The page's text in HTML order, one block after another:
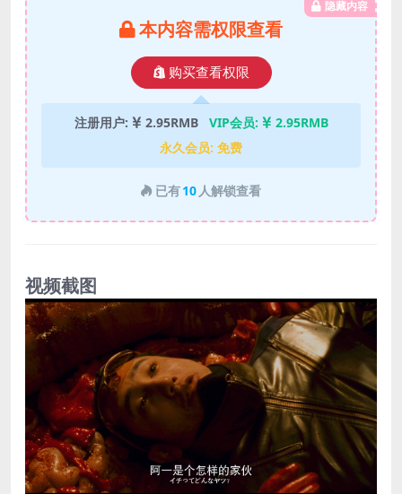
隐藏内容
本内容需权限查看
购买查看权限
注册用户: 2.95RMB VIP会员:
2.95RMB
永久会员: 免费
已有10 人解锁查看
视频截图